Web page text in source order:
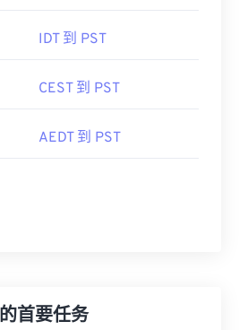
IDT 到 PST
CEST 到 PST
AEDT 到 PST
首要任务